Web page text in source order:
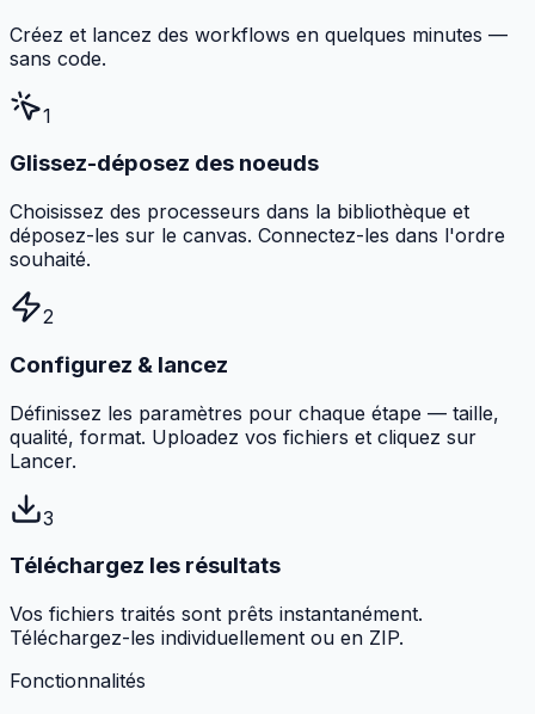
Créez et lancez des workflows en quelques minutes —
sans code.
1
Glissez-déposez des noeuds
Choisissez des processeurs dans la bibliothèque et
déposez-les sur le canvas. Connectez-les dans l'ordre
souhaité.
2
Configurez & lancez
Définissez les paramètres pour chaque étape — taille,
qualité, format. Uploadez vos fichiers et cliquez sur
Lancer.
3
Téléchargez les résultats
Vos fichiers traités sont prêts instantanément.
Téléchargez-les individuellement ou en ZIP.
Fonctionnalités